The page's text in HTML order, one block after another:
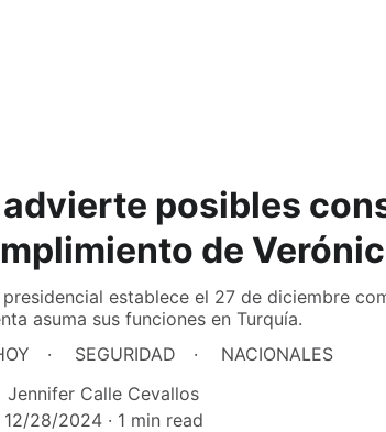
posibles
de
establece el 27 de diciembre
asuma sus funciones en Turquía.
SEGURIDAD
NACIONALES
Jennifer Calle Cevallos
12/28/2024
1 min read